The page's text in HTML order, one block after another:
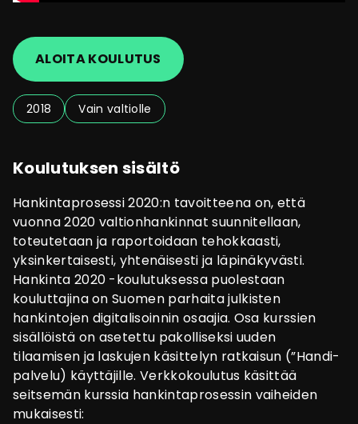
ALOITA KOULUTUS
2018 Vain valtiolle
Koulutuksen sisältö
Hankintaprosessi 2020:n tavoitteena on, että
vuonna 2020 valtionhankinnat suunnitellaan,
toteutetaan ja raportoidaan tehokkaasti,
yksinkertaisesti, yhtenäisesti ja läpinäkyvästi.
Hankinta 2020 -koulutuksessa puolestaan
kouluttajina on Suomen parhaita julkisten
hankintojen digitalisoinnin osaajia. Osa kurssien
sisällöistä on asetettu pakolliseksi uuden
tilaamisen ja laskujen käsittelyn ratkaisun (”Handi-
palvelu) käyttäjille. Verkkokoulutus käsittää
seitsemän kurssia hankintaprosessin vaiheiden
mukaisesti: